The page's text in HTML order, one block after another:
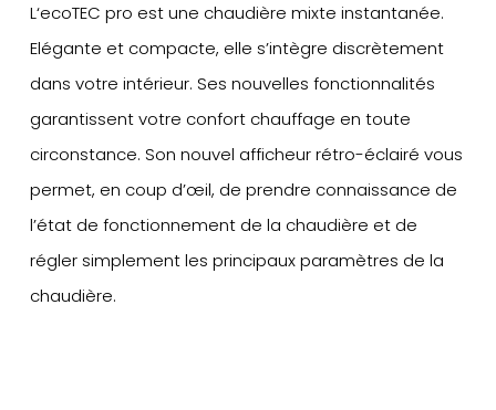
L‘ecoTEC pro est une chaudière mixte instantanée.
Elégante et compacte, elle s’intègre discrètement
dans votre intérieur. Ses nouvelles fonctionnalités
garantissent votre confort chauffage en toute
circonstance. Son nouvel afficheur rétro-éclairé vous
permet, en coup d’œil, de prendre connaissance de
l’état de fonctionnement de la chaudière et de
régler simplement les principaux paramètres de la
chaudière.